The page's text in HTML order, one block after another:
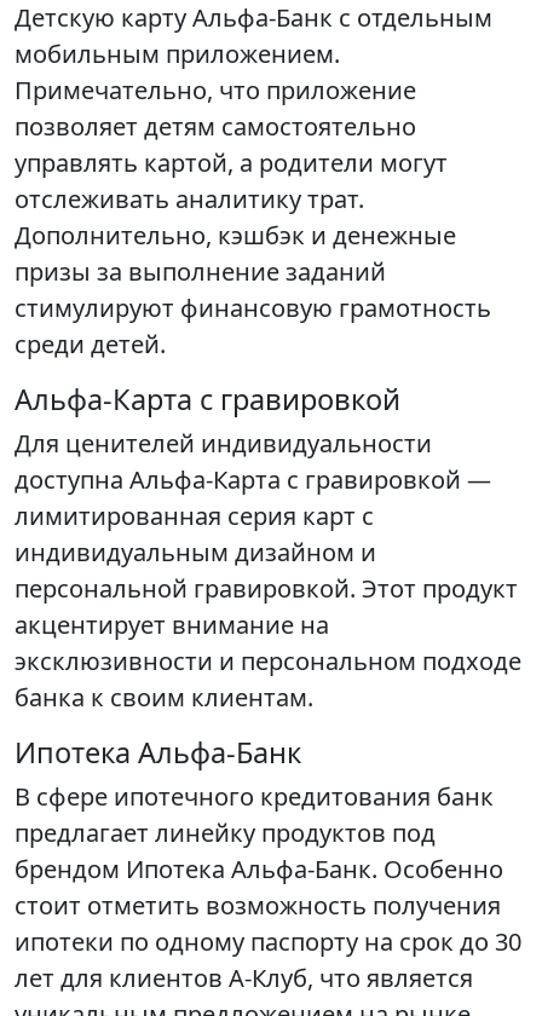
Детскую карту Альфа-Банк с отдельным
мобильным приложением.
Примечательно, что приложение
позволяет детям самостоятельно
управлять картой, а родители могут
отслеживать аналитику трат.
Дополнительно, кэшбэк и денежные
призы за выполнение заданий
стимулируют финансовую грамотность
среди детей.
Альфа-Карта с гравировкой
Для ценителей индивидуальности
доступна Альфа-Карта с гравировкой —
лимитированная серия карт с
индивидуальным дизайном и
персональной гравировкой. Этот продукт
акцентирует внимание на
эксклюзивности и персональном подходе
банка к своим клиентам.
Ипотека Альфа-Банк
В сфере ипотечного кредитования банк
предлагает линейку продуктов под
брендом Ипотека Альфа-Банк. Особенно
стоит отметить возможность получения
ипотеки по одному паспорту на срок до 30
лет для клиентов А-Клуб, что является